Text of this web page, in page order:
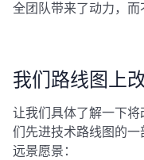
全团队带来了动力，而
我们路线图上
让我们具体了解一下
们先进技术路线图的
远景愿景：